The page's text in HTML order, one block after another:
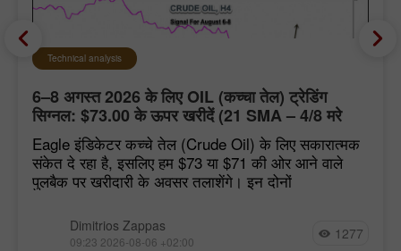
Technical analysis
6–8 अगस्त 2026 के लिए OIL (कच्चा तेल) ट्रेडिंग
सिग्नल: $73.00 के ऊपर खरीदें (21 SMA – 4/8 मरे
स्तर)
Eagle इंडिकेटर कच्चे तेल (Crude Oil) के लिए सकारात्मक
संकेत दे रहा है, इसलिए हम $73 या $71 की ओर आने वाले
पुलबैक पर खरीदारी के अवसर तलाशेंगे। इन दोनों
Dimitrios Zappas
09:23 2026-08-06 +02:00 1277